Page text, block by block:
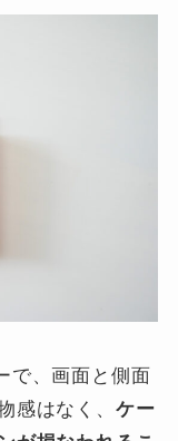
で、画面と側面
感はなく、 ケー